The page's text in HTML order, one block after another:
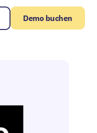
Demo buchen